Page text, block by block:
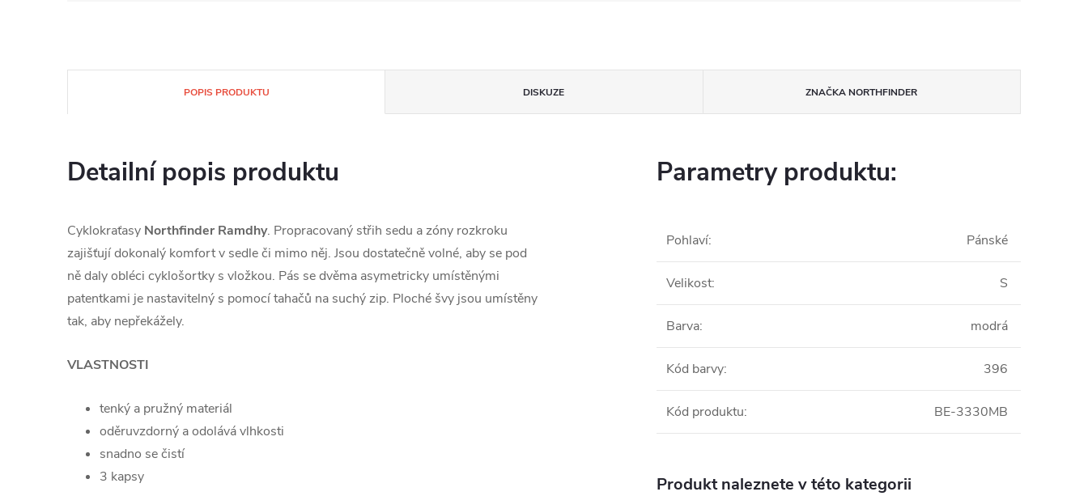
POPIS PRODUKTU DISKUZE ZNAČKA NORTHFINDER
Detailní popis produktu
Cyklokraťasy Northfinder Ramdhy. Propracovaný střih sedu a zóny rozkroku
zajišťují dokonalý komfort v sedle či mimo něj. Jsou dostatečně volné, aby se pod
ně daly obléci cyklošortky s vložkou. Pás se dvěma asymetricky umístěnými
patentkami je nastavitelný s pomocí tahačů na suchý zip. Ploché švy jsou umístěny
tak, aby nepřekážely.
VLASTNOSTI
tenký a pružný materiál
oděruvzdorný a odolává vlhkosti
snadno se čistí
3 kapsy
Parametry produktu:
Pohlaví: Pánské
Velikost: S
Barva: modrá
Kód barvy: 396
Kód produktu: BE-3330MB
Produkt naleznete v této kategorii